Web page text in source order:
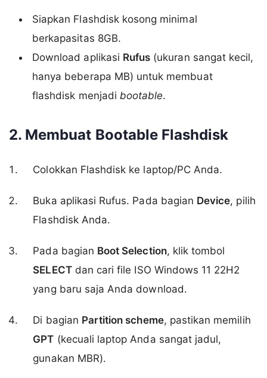
Siapkan Flashdisk kosong minimal
berkapasitas 8GB.
Download aplikasi Rufus (ukuran sangat kecil,
hanya beberapa MB) untuk membuat
flashdisk menjadi bootable.
2. Membuat Bootable Flashdisk
Colokkan Flashdisk ke laptop/PC Anda.
Buka aplikasi Rufus. Pada bagian Device, pilih
Flashdisk Anda.
Pada bagian Boot Selection, klik tombol
SELECTdan cari file ISO Windows 11 22H2
yang baru saja Anda download.
Di bagian Partition scheme, pastikan memilih
GPT (kecuali laptop Anda sangat jadul,
gunakan MBR).